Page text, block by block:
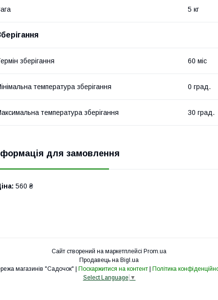
5 кг
зберігання 60 міс
температура зберігання 0 град.
температура зберігання 30 град.
для замовлення
560 ₴
Сайт створений на маркетплейсі Prom.ua
Продавець на Bigl.ua
Мережа магазинів "Садочок" | Поскаржитися на контент | Політика
Select Language ▼